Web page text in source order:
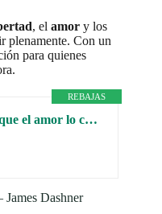
, el amor y los
plenamente. Con un
para quienes
REBAJAS
Todo todo: ¿Es cierto que el amor lo cambia todo? (NARRATIVA JUVENIL)
James Dashner